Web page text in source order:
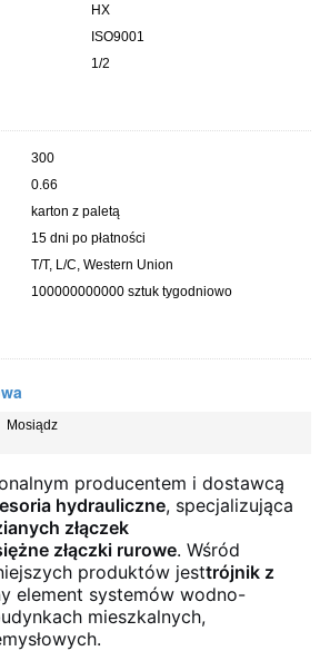
HX
ISO9001
1/2
300
0.66
karton z paletą
15 dni po płatności
T/T, L/C, Western Union
100000000000 sztuk tygodniowo
Mosiądz
producentem i dostawcą
hydrauliczne, specjalizująca
złączek
złączki rurowe. Wśród
produktów jesttrójnik z
element systemów wodno-
mieszkalnych,